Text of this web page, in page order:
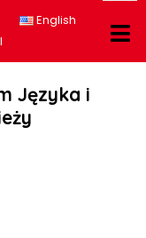
English
tiktok
Języka i